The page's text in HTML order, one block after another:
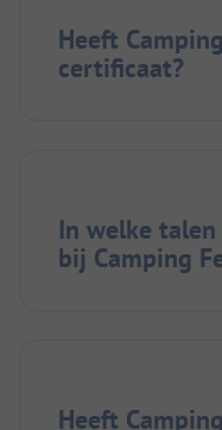
Heeft
certificaat?
In welke
bij Camping
Heeft